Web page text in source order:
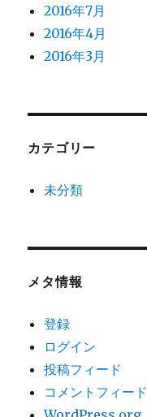
2016年7月
2016年4月
2016年3月
カテゴリー
未分類
メタ情報
登録
ログイン
投稿フィード
コメントフィード